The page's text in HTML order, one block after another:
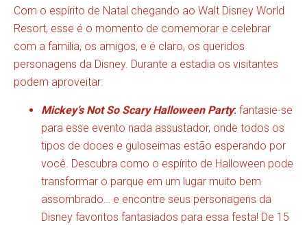
Com o espírito de Natal chegando ao Walt Disney World
Resort, esse é o momento de comemorar e celebrar
com a família, os amigos, e é claro, os queridos
personagens da Disney. Durante a estadia os visitantes
podem aproveitar:
Mickey’s Not So Scary Halloween Party: fantasie-se
para esse evento nada assustador, onde todos os
tipos de doces e guloseimas estão esperando por
você. Descubra como o espírito de Halloween pode
transformar o parque em um lugar muito bem
assombrado… e encontre seus personagens da
Disney favoritos fantasiados para essa festa! De 15